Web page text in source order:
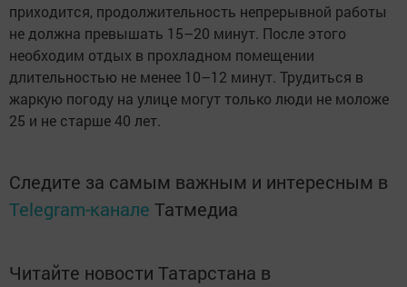
приходится, продолжительность непрерывной работы
не должна превышать 15–20 минут. После этого
необходим отдых в прохладном помещении
длительностью не менее 10–12 минут. Трудиться в
жаркую погоду на улице могут только люди не моложе
25 и не старше 40 лет.
Следите за самым важным и интересным в
Telegram-канале Татмедиа
Читайте новости Татарстана в